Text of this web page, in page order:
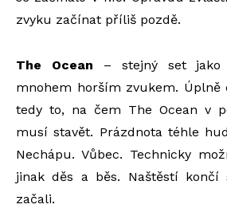
zvyku začínat příliš pozdě.
The Ocean – stejný set jako
mnohem horším zvukem. Úplně
tedy to, na čem The Ocean v
musí stavět. Prázdnota téhle
Nechápu. Vůbec. Technicky
jinak děs a běs. Naštěstí končí
začali.